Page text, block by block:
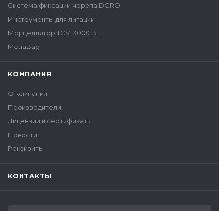
Система фиксации черепа DORO
Инструменты для лигации
Морцеллятор ТСМ 3000 BL
MetraBag
КОМПАНИЯ
О компании
Производители
Лицензии и сертификаты
Новости
Реквизиты
КОНТАКТЫ